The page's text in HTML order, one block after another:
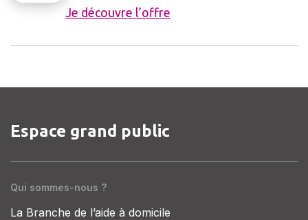
Je découvre l’offre
Espace grand public
Qui sommes-nous ?
La Branche de l’aide à domicile